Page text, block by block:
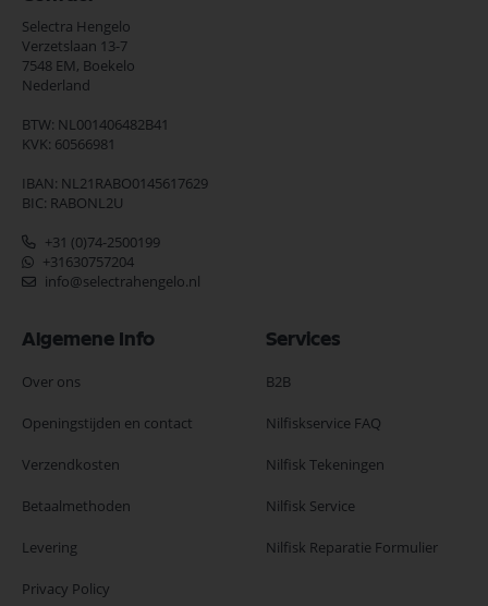
Selectra Hengelo
Verzetslaan 13-7
7548 EM, Boekelo
Nederland
BTW: NL001406482B41
KVK: 60566981
IBAN: NL21RABO0145617629
BIC: RABONL2U
+31 (0)74-2500199
+31630757204
info@selectrahengelo.nl
Algemene Info
Over ons
Openingstijden en contact
Verzendkosten
Betaalmethoden
Levering
Privacy Policy
Services
B2B
Nilfiskservice FAQ
Nilfisk Tekeningen
Nilfisk Service
Nilfisk Reparatie Formulier